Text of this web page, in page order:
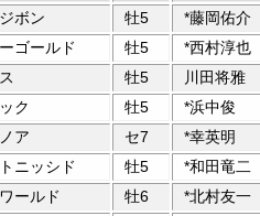
ボン 牡5 *藤岡佑介
ゴールド 牡5 *西村淳也
牡5 川田将雅
ク 牡5 *浜中俊
ア セ7 *幸英明
ニッシド 牡5 *和田竜二
ールド 牡6 *北村友一